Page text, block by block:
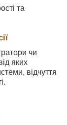
та
чи
яких
відчуття